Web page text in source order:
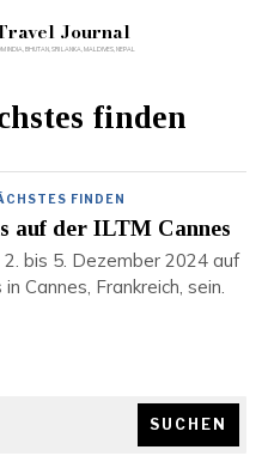
Journal
finden
FINDEN
auf der ILTM Cannes
bis 5. Dezember 2024 auf
Cannes, Frankreich, sein.
SUCHEN